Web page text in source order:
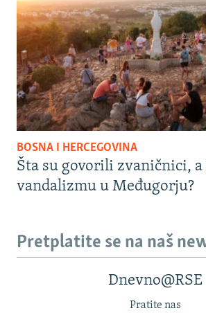
BOSNA I HERCEGOVINA
Šta su govorili zvaničnici, a
vandalizmu u Međugorju?
Pretplatite se na naš
Dnevno@RSE
Pratite nas